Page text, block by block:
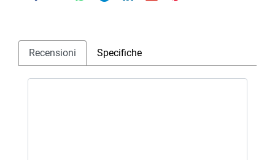
Recensioni Specifiche